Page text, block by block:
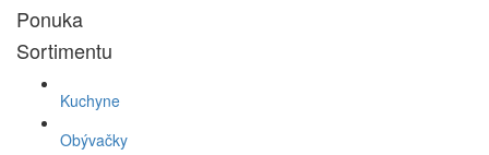
Ponuka
Sortimentu
Kuchyne
Obývačky